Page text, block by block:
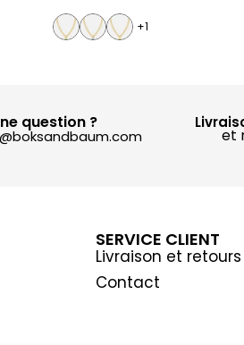
+1
question ?
et
SERVICE CLIENT
Livraison et retours
Contact